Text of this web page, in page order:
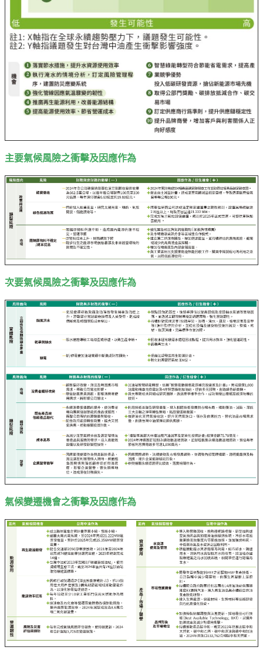
主要氣候風險之衝擊及因應作為
次要氣候風險之衝擊及因應作為
氣候變遷機會之衝擊及因應作為